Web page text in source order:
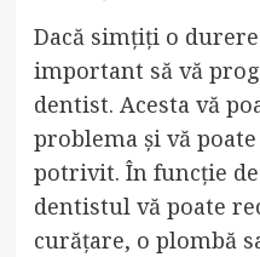
Dacă simțiți o
important să vă
dentist. Acesta vă
problema și vă
potrivit. În funcție
dentistul vă poate
curățare, o plombă